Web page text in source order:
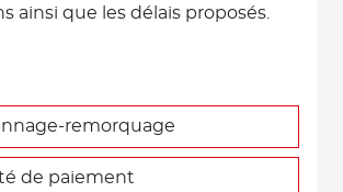
ainsi que les délais proposés.
remorquage
de paiement